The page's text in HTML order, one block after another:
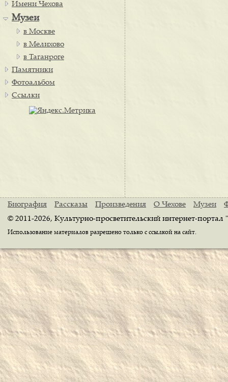
Имени Чехова
Музеи
в Москве
в Мелихово
в Таганроге
Памятники
Фотоальбом
Ссылки
Биография Рассказы Произведения О Чехове Музеи
© 2011-2026, Культурно-просветительский интернет-
Использование материалов разрешено только с ссылкой на сайт.